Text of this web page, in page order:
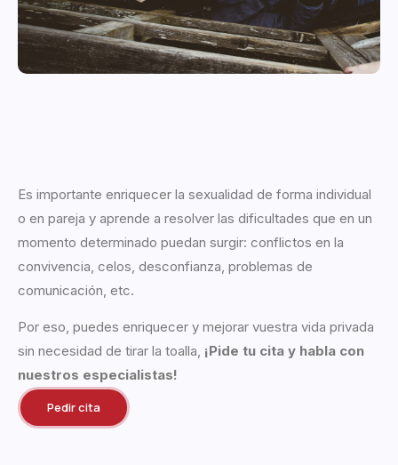
Es importante enriquecer la sexualidad de forma individual
o en pareja y aprende a resolver las dificultades que en un
momento determinado puedan surgir: conflictos en la
convivencia, celos, desconfianza, problemas de
comunicación, etc.
Por eso, puedes enriquecer y mejorar vuestra vida privada
sin necesidad de tirar la toalla, ¡Pide tu cita y habla con
nuestros especialistas!
Pedir cita